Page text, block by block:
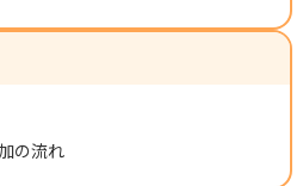
の流れ